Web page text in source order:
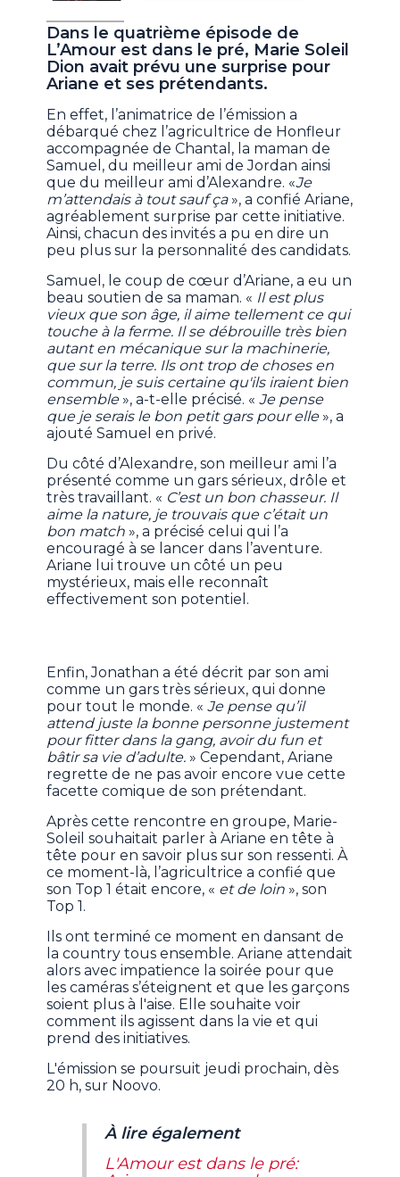
Dans le quatrième épisode de
L’Amour est dans le pré, Marie Soleil
Dion avait prévu une surprise pour
Ariane et ses prétendants.
En effet, l’animatrice de l’émission a
débarqué chez l’agricultrice de Honfleur
accompagnée de Chantal, la maman de
Samuel, du meilleur ami de Jordan ainsi
que du meilleur ami d’Alexandre. «Je
m’attendais à tout sauf ça», a confié Ariane,
agréablement surprise par cette initiative.
Ainsi, chacun des invités a pu en dire un
peu plus sur la personnalité des candidats.
Samuel, le coup de cœur d’Ariane, a eu un
beau soutien de sa maman. « Il est plus
vieux que son âge, il aime tellement ce qui
touche à la ferme. Il se débrouille très bien
autant en mécanique sur la machinerie,
que sur la terre. Ils ont trop de choses en
commun, je suis certaine qu'ils iraient bien
ensemble», a-t-elle précisé. «Je pense
que je serais le bon petit gars pour elle», a
ajouté Samuel en privé.
Du côté d’Alexandre, son meilleur ami l’a
présenté comme un gars sérieux, drôle et
très travaillant. « C’est un bon chasseur. Il
aime la nature, je trouvais que c’était un
bon match», a précisé celui qui l’a
encouragé à se lancer dans l’aventure.
Ariane lui trouve un côté un peu
mystérieux, mais elle reconnaît
effectivement son potentiel.
Enfin, Jonathan a été décrit par son ami
comme un gars très sérieux, qui donne
pour tout le monde. «Je pense qu’il
attend juste la bonne personne justement
pour fitter dans la gang, avoir du fun et
bâtir sa vie d’adulte. » Cependant, Ariane
regrette de ne pas avoir encore vue cette
facette comique de son prétendant.
Après cette rencontre en groupe, Marie-
Soleil souhaitait parler à Ariane en tête à
tête pour en savoir plus sur son ressenti. À
ce moment-là, l’agricultrice a confié que
son Top 1 était encore, « et de loin », son
Top 1.
Ils ont terminé ce moment en dansant de
la country tous ensemble. Ariane attendait
alors avec impatience la soirée pour que
les caméras s’éteignent et que les garçons
soient plus à l'aise. Elle souhaite voir
comment ils agissent dans la vie et qui
prend des initiatives.
L'émission se poursuit jeudi prochain, dès
20 h, sur Noovo.
À lire également
L'Amour est dans le pré: